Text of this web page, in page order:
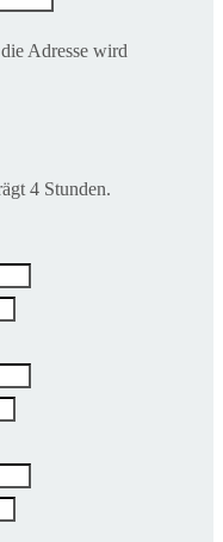
Adresse wird
4 Stunden.